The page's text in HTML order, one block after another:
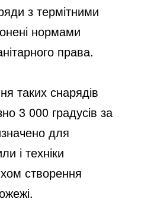
з термітними
нормами
права.
таких снарядів
3 000 градусів за
для
і техніки
створення